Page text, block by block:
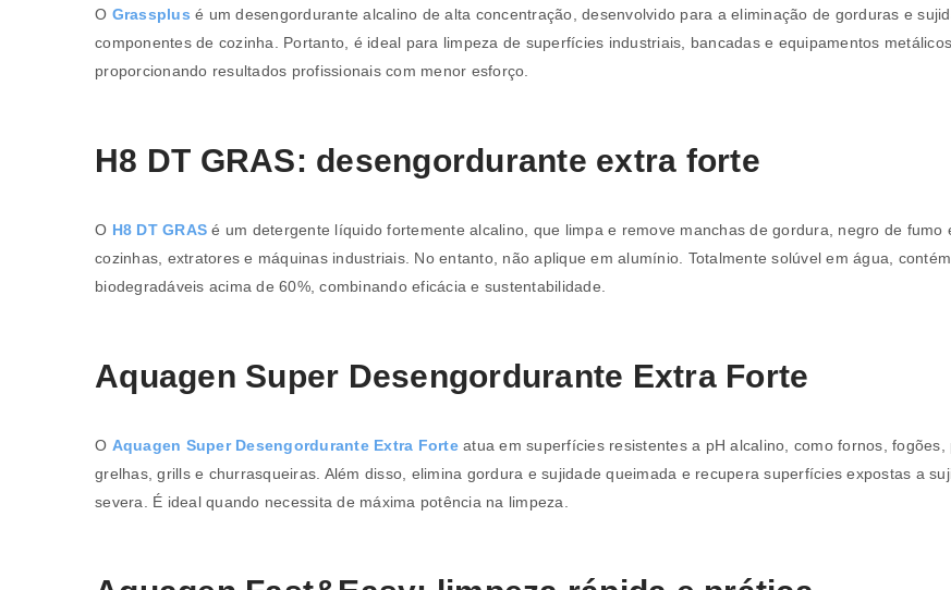
INICIAR SESSÃO
Senha*
PERDEU A SUA SENHA?
A ligação para definir uma
endereço de email.
REGISTAR NOVA CONTA
O Grassplus é um desengordurante alcalino de alta concentração, desenvolvido para a eliminação de gorduras e
componentes de cozinha. Portanto, é ideal para limpeza de superfícies industriais, bancadas e equipamentos metálicos,
proporcionando resultados profissionais com menor esforço.
H8 DT GRAS: desengordurante extra forte
O H8 DT GRAS é um detergente líquido fortemente alcalino, que limpa e remove manchas de gordura, negro de fumo
cozinhas, extratores e máquinas industriais. No entanto, não aplique em alumínio. Totalmente solúvel em água,
biodegradáveis acima de 60%, combinando eficácia e sustentabilidade.
Aquagen Super Desengordurante Extra Forte
O Aquagen Super Desengordurante Extra Forteatua em superfícies resistentes a pH alcalino, como fornos, fogões,
grelhas, grills e churrasqueiras. Além disso, elimina gordura e sujidade queimada e recupera superfícies expostas a
severa. É ideal quando necessita de máxima potência na limpeza.